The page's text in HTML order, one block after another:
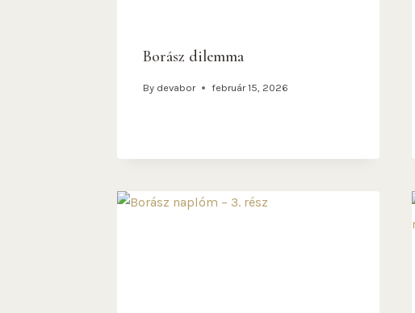
Borász dilemma
By devabor február 15, 2026